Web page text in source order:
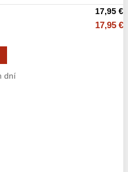
17,95 €
17,95 €
dní